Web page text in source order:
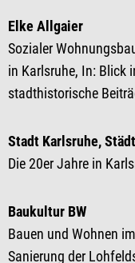
Elke Allgaier
Sozialer
in Karlsruhe, In: Blick
stadthistorische
Stadt Karlsruhe,
Die 20er Jahre in
Baukultur BW
Bauen und Wohnen
Sanierung der